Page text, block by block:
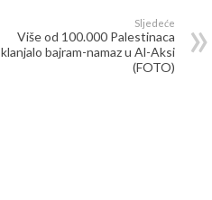
Sljedeće
Više od 100.000 Palestinaca
klanjalo bajram-namaz u Al-Aksi
(FOTO)